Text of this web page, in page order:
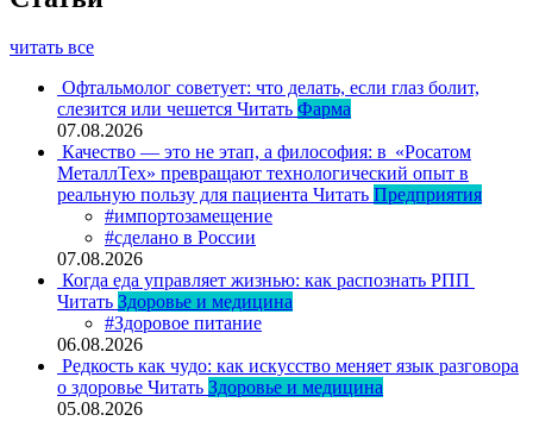
читать все
Офтальмолог советует: что делать, если глаз болит,
слезится или чешется Читать Фарма
07.08.2026
Качество — это не этап, а философия: в «Росатом
МеталлТех» превращают технологический опыт в
реальную пользу для пациента Читать Предприятия
#импортозамещение
#сделано в России
07.08.2026
Когда еда управляет жизнью: как распознать РПП
Читать Здоровье и медицина
#Здоровое питание
06.08.2026
Редкость как чудо: как искусство меняет язык разговора
о здоровье Читать Здоровье и медицина
05.08.2026